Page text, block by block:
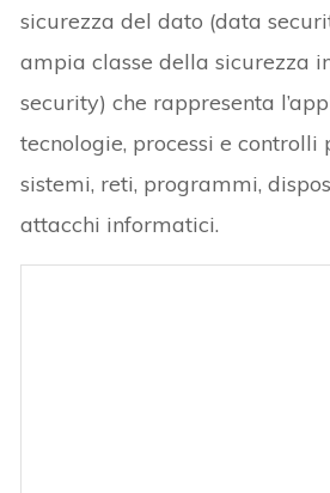
sicurezza del dato (data
ampia classe della sicurezza
security) che rappresenta
tecnologie, processi e controlli
sistemi, reti, programmi,
attacchi informatici.